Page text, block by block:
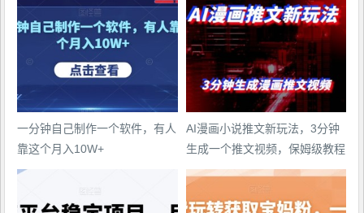
一分钟自己制作一个软件，有人
靠这个月入10W+
AI漫画小说推文新玩法，3分钟
生成一个推文视频，保姆级教程
【配项目操作和软件教程】